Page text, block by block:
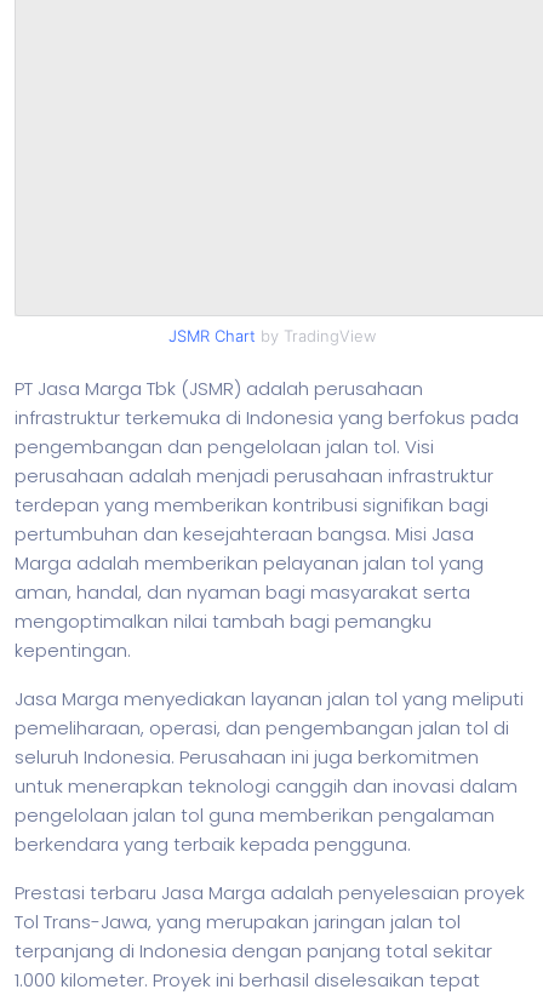
JSMR Chart by TradingView
PT Jasa Marga Tbk (JSMR) adalah perusahaan
infrastruktur terkemuka di Indonesia yang berfokus pada
pengembangan dan pengelolaan jalan tol. Visi
perusahaan adalah menjadi perusahaan infrastruktur
terdepan yang memberikan kontribusi signifikan bagi
pertumbuhan dan kesejahteraan bangsa. Misi Jasa
Marga adalah memberikan pelayanan jalan tol yang
aman, handal, dan nyaman bagi masyarakat serta
mengoptimalkan nilai tambah bagi pemangku
kepentingan.
Jasa Marga menyediakan layanan jalan tol yang meliputi
pemeliharaan, operasi, dan pengembangan jalan tol di
seluruh Indonesia. Perusahaan ini juga berkomitmen
untuk menerapkan teknologi canggih dan inovasi dalam
pengelolaan jalan tol guna memberikan pengalaman
berkendara yang terbaik kepada pengguna.
Prestasi terbaru Jasa Marga adalah penyelesaian proyek
Tol Trans-Jawa, yang merupakan jaringan jalan tol
terpanjang di Indonesia dengan panjang total sekitar
1.000 kilometer. Proyek ini berhasil diselesaikan tepat